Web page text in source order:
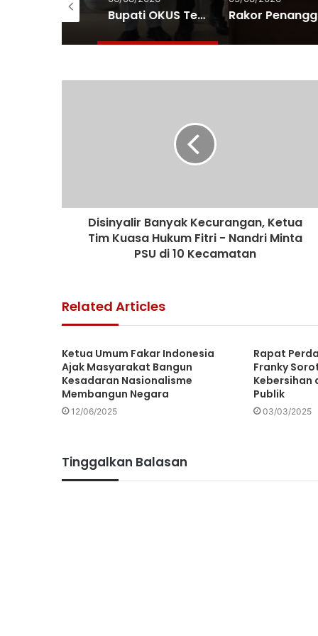
Semarakkan HUT RI KE-81, Bupati dan Wabup OKUS Ikuti Jalan dan Senam Sehat Bupati OKUS Terima Audiensi Kepala Samsat, Perkuat Sinergi Tingkatkan Pendapatan Daerah
Disinyalir Banyak Kecurangan, Ketua
Tim Kuasa Hukum Fitri - Nandri Minta
PSU di 10 Kecamatan
Related Articles
Ketua Umum Fakar Indonesia
Ajak Masyarakat Bangun
Kesadaran Nasionalisme
Membangun Negara
12/06/2025
Rapat
Franky
Kebersihan
Publik
03/03/2025
Tinggalkan Balasan